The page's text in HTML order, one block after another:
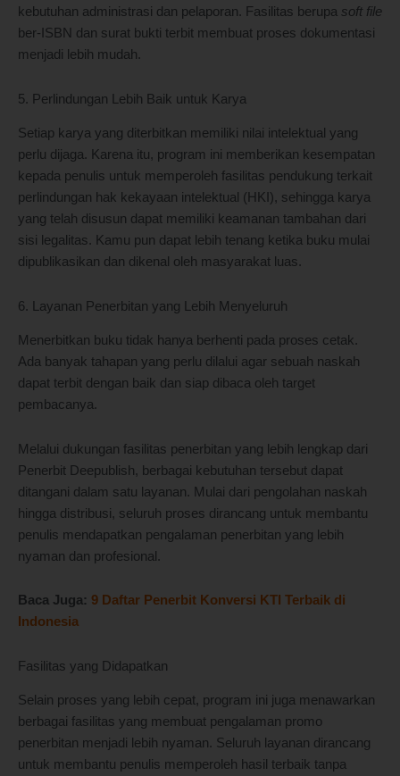
kebutuhan administrasi dan pelaporan. Fasilitas berupa soft file
ber-ISBN dan surat bukti terbit membuat proses dokumentasi
menjadi lebih mudah.
5. Perlindungan Lebih Baik untuk Karya
Setiap karya yang diterbitkan memiliki nilai intelektual yang
perlu dijaga. Karena itu, program ini memberikan kesempatan
kepada penulis untuk memperoleh fasilitas pendukung terkait
perlindungan hak kekayaan intelektual (HKI), sehingga karya
yang telah disusun dapat memiliki keamanan tambahan dari
sisi legalitas. Kamu pun dapat lebih tenang ketika buku mulai
dipublikasikan dan dikenal oleh masyarakat luas.
6. Layanan Penerbitan yang Lebih Menyeluruh
Menerbitkan buku tidak hanya berhenti pada proses cetak.
Ada banyak tahapan yang perlu dilalui agar sebuah naskah
dapat terbit dengan baik dan siap dibaca oleh target
pembacanya.
Melalui dukungan fasilitas penerbitan yang lebih lengkap dari
Penerbit Deepublish, berbagai kebutuhan tersebut dapat
ditangani dalam satu layanan. Mulai dari pengolahan naskah
hingga distribusi, seluruh proses dirancang untuk membantu
penulis mendapatkan pengalaman penerbitan yang lebih
nyaman dan profesional.
Baca Juga: 9 Daftar Penerbit Konversi KTI Terbaik di
Indonesia
Fasilitas yang Didapatkan
Selain proses yang lebih cepat, program ini juga menawarkan
berbagai fasilitas yang membuat pengalaman promo
penerbitan menjadi lebih nyaman. Seluruh layanan dirancang
untuk membantu penulis memperoleh hasil terbaik tanpa